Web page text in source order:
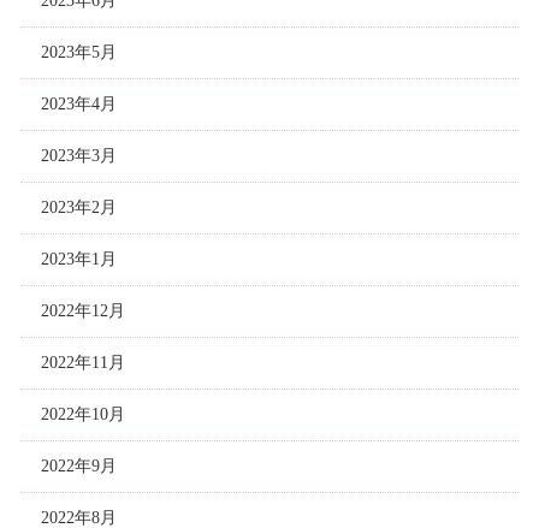
2023年5月
2023年4月
2023年3月
2023年2月
2023年1月
2022年12月
2022年11月
2022年10月
2022年9月
2022年8月